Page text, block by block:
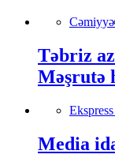
Təbriz
Məşrutə
Media